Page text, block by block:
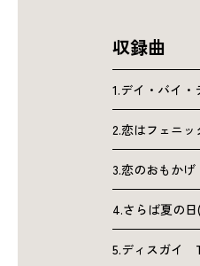
収録曲
1.デイ・バイ
2.恋はフェニ
3.恋のおもか
4.さらば夏の
5.ディスガイ